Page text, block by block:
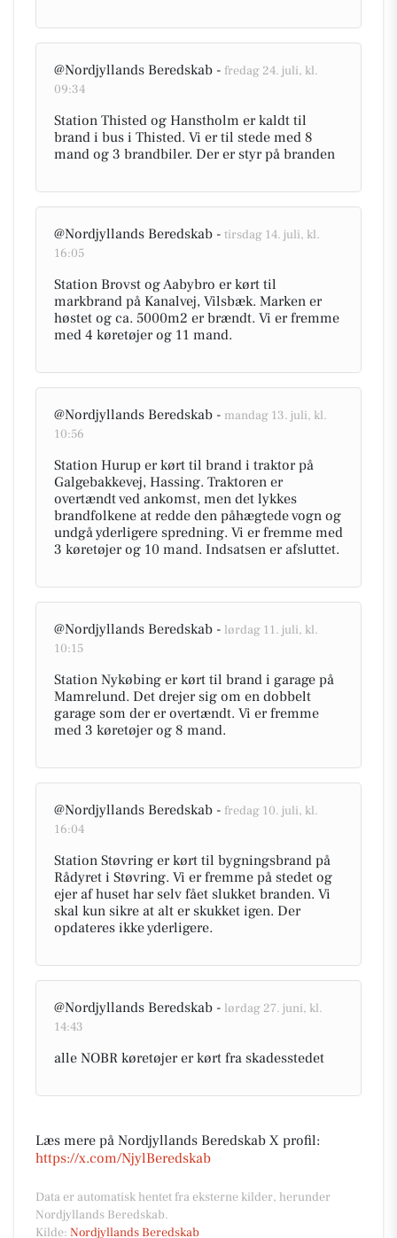
@Nordjyllands Beredskab - fredag 24. juli, kl.
09:34
Station Thisted og Hanstholm er kaldt til
brand i bus i Thisted. Vi er til stede med 8
mand og 3 brandbiler. Der er styr på branden
@Nordjyllands Beredskab - tirsdag 14. juli, kl.
16:05
Station Brovst og Aabybro er kørt til
markbrand på Kanalvej, Vilsbæk. Marken er
høstet og ca. 5000m2 er brændt. Vi er fremme
med 4 køretøjer og 11 mand.
@Nordjyllands Beredskab - mandag 13. juli, kl.
10:56
Station Hurup er kørt til brand i traktor på
Galgebakkevej, Hassing. Traktoren er
overtændt ved ankomst, men det lykkes
brandfolkene at redde den påhægtede vogn og
undgå yderligere spredning. Vi er fremme med
3 køretøjer og 10 mand. Indsatsen er afsluttet.
@Nordjyllands Beredskab - lørdag 11. juli, kl.
10:15
Station Nykøbing er kørt til brand i garage på
Mamrelund. Det drejer sig om en dobbelt
garage som der er overtændt. Vi er fremme
med 3 køretøjer og 8 mand.
@Nordjyllands Beredskab - fredag 10. juli, kl.
16:04
Station Støvring er kørt til bygningsbrand på
Rådyret i Støvring. Vi er fremme på stedet og
ejer af huset har selv fået slukket branden. Vi
skal kun sikre at alt er skukket igen. Der
opdateres ikke yderligere.
@Nordjyllands Beredskab - lørdag 27. juni, kl.
14:43
alle NOBR køretøjer er kørt fra skadesstedet
Læs mere på Nordjyllands Beredskab X profil:
https://x.com/NjylBeredskab
Data er automatisk hentet fra eksterne kilder, herunder
Nordjyllands Beredskab.
Kilde: Nordjyllands Beredskab